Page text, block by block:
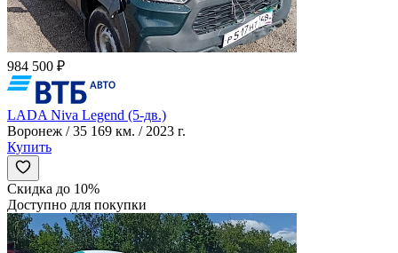
984 500 ₽
LADA Niva Legend (5-дв.)
Воронеж / 35 169 км. / 2023 г.
Купить
Скидка до 10%
Доступно для покупки